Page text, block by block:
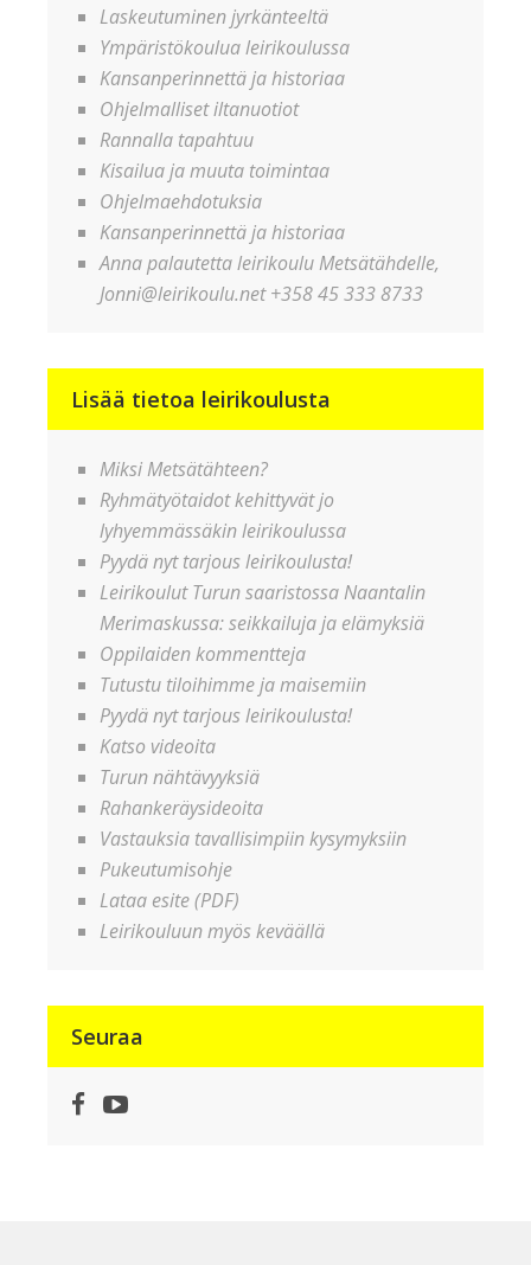
Laskeutuminen jyrkänteeltä
Ympäristökoulua leirikoulussa
Kansanperinnettä ja historiaa
Ohjelmalliset iltanuotiot
Rannalla tapahtuu
Kisailua ja muuta toimintaa
Ohjelmaehdotuksia
Kansanperinnettä ja historiaa
Anna palautetta leirikoulu Metsätähdelle,
Jonni@leirikoulu.net +358 45 333 8733
Lisää tietoa leirikoulusta
Miksi Metsätähteen?
Ryhmätyötaidot kehittyvät jo
lyhyemmässäkin leirikoulussa
Pyydä nyt tarjous leirikoulusta!
Leirikoulut Turun saaristossa Naantalin
Merimaskussa: seikkailuja ja elämyksiä
Oppilaiden kommentteja
Tutustu tiloihimme ja maisemiin
Pyydä nyt tarjous leirikoulusta!
Katso videoita
Turun nähtävyyksiä
Rahankeräysideoita
Vastauksia tavallisimpiin kysymyksiin
Pukeutumisohje
Lataa esite (PDF)
Leirikouluun myös keväällä
Seuraa
Facebook
YouTube